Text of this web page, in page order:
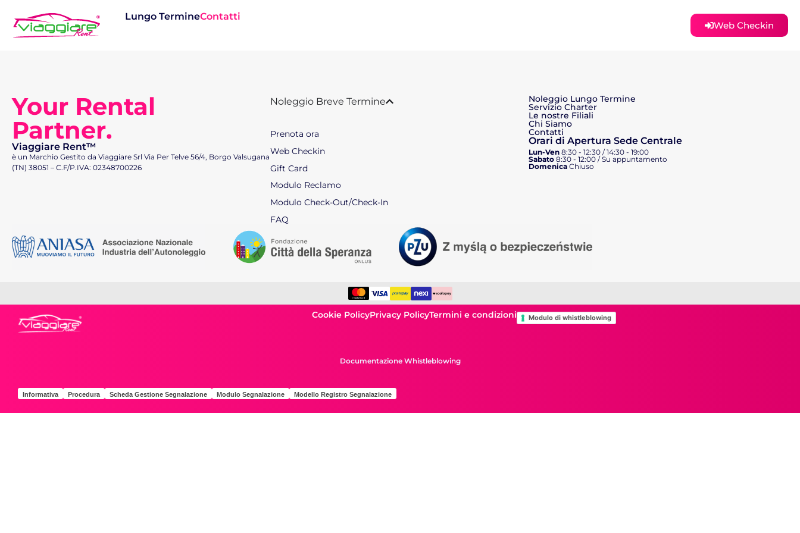
Lungo TermineContatti
Web Checkin
Your Rental
Partner.
Viaggiare Rent™
è un Marchio Gestito da Viaggiare Srl Via Per Telve 56/4, Borgo Valsugana
(TN) 38051 – C.F/P.IVA: 02348700226
Noleggio Breve Termine
Prenota ora
Web Checkin
Gift Card
Modulo Reclamo
Modulo Check-Out/Check-In
FAQ
Noleggio Lungo Termine
Servizio Charter
Le nostre Filiali
Chi Siamo
Contatti
Orari di Apertura Sede Centrale
Lun-Ven 8:30 - 12:30 / 14:30 - 19:00
Sabato 8:30 - 12:00 / Su appuntamento
Domenica Chiuso
Cookie PolicyPrivacy PolicyTermini e condizioni Modulo di whistleblowing
Documentazione Whistleblowing
Informativa Procedura Scheda Gestione Segnalazione Modulo Segnalazione Modello Registro Segnalazione